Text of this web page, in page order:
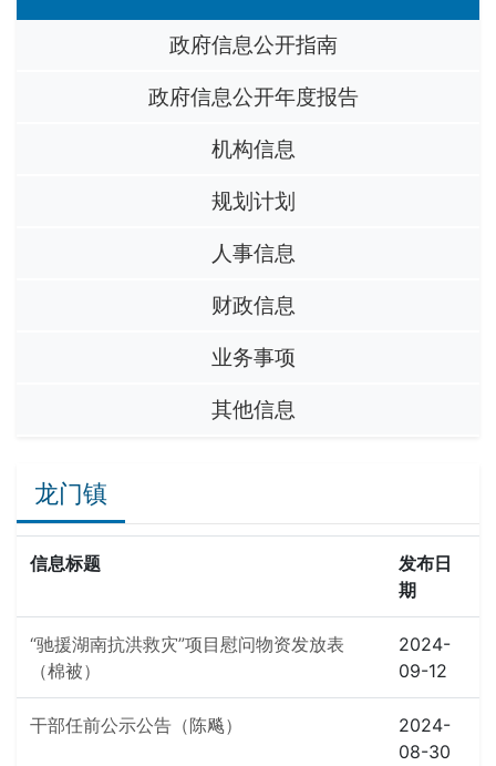
政府信息公开指南
政府信息公开年度报告
机构信息
规划计划
人事信息
财政信息
业务事项
其他信息
龙门镇
信息标题
发布日
期
“驰援湖南抗洪救灾”项目慰问物资发放表
（棉被）
2024-
09-12
干部任前公示公告（陈飚）
2024-
08-30